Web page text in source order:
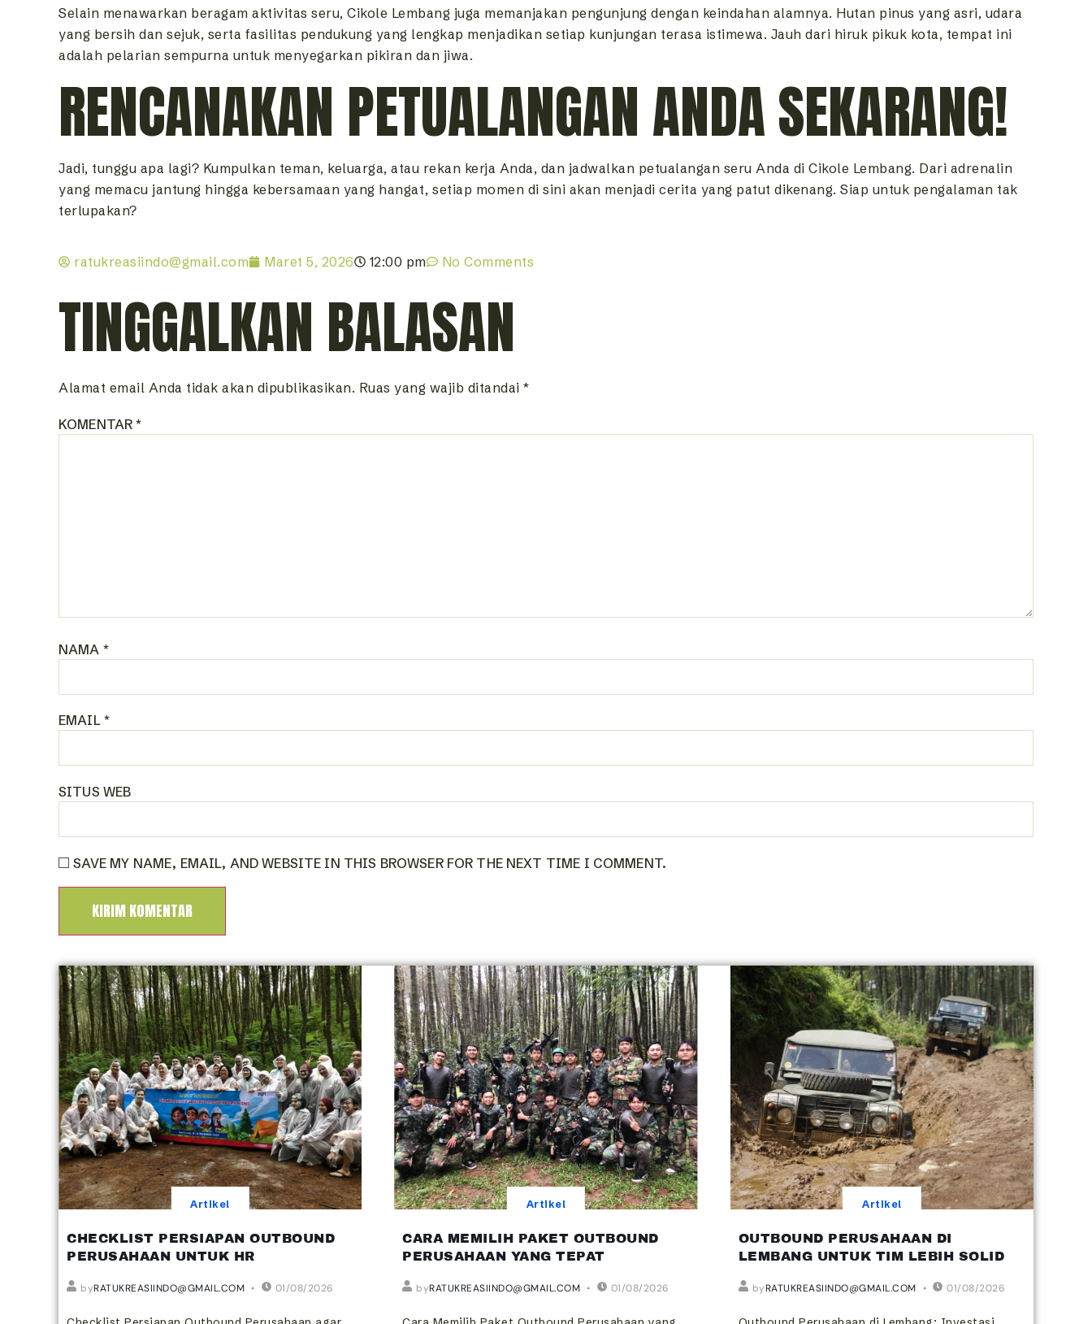
Selain menawarkan beragam aktivitas seru, Cikole Lembang juga memanjakan pengunjung dengan keindahan alamnya. Hutan pinus yang asri, udara
yang bersih dan sejuk, serta fasilitas pendukung yang lengkap menjadikan setiap kunjungan terasa istimewa. Jauh dari hiruk pikuk kota, tempat ini
adalah pelarian sempurna untuk menyegarkan pikiran dan jiwa.
RENCANAKAN PETUALANGAN ANDA SEKARANG!
Jadi, tunggu apa lagi? Kumpulkan teman, keluarga, atau rekan kerja Anda, dan jadwalkan petualangan seru Anda di Cikole Lembang. Dari adrenalin
yang memacu jantung hingga kebersamaan yang hangat, setiap momen di sini akan menjadi cerita yang patut dikenang. Siap untuk pengalaman tak
terlupakan?
ratukreasiindo@gmail.com Maret 5, 2026 12:00 pm No Comments
TINGGALKAN BALASAN
Alamat email Anda tidak akan dipublikasikan. Ruas yang wajib ditandai *
KOMENTAR*
NAMA *
EMAIL *
SITUS WEB
SAVE MY NAME, EMAIL, AND WEBSITE IN THIS BROWSER FOR THE NEXT TIME I COMMENT.
Artikel
CHECKLIST PERSIAPAN OUTBOUND
PERUSAHAAN UNTUK HR
byRATUKREASIINDO@GMAIL.COM 01/08/2026
Artikel
CARA MEMILIH PAKET OUTBOUND
PERUSAHAAN YANG TEPAT
byRATUKREASIINDO@GMAIL.COM 01/08/2026
Artikel
OUTBOUND PERUSAHAAN DI
LEMBANG UNTUK TIM LEBIH SOLID
byRATUKREASIINDO@GMAIL.COM 01/08/2026